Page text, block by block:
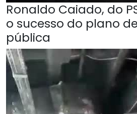
Ronaldo Caiado, do
o sucesso do plano
pública